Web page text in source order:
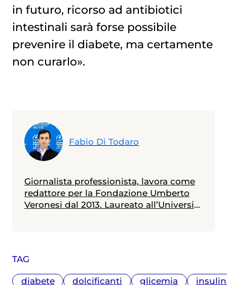
TAG
diabete dolcificanti glicemia
in futuro, ricorso ad antibiotici
intestinali sarà forse possibile
prevenire il diabete, ma certamente
non curarlo».
Fabio Di Todaro
Giornalista professionista, lavora come
redattore per la Fondazione Umberto
Veronesi dal 2013. Laureato all’Università
multimediale (Università Cattolica).
Messe alle spalle alcune esperienze